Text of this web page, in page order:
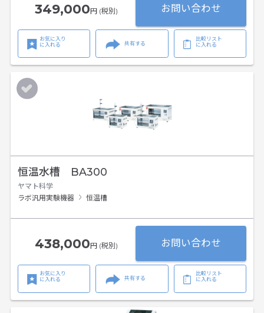
349,000円 (税別) お問い合わせ
お気に入り
に入れる
共有する
比較リスト
に入れる
恒温水槽 BA300
ヤマト科学
ラボ汎用実験機器
恒温槽
438,000円 (税別) お問い合わせ
お気に入り
に入れる
共有する
比較リスト
に入れる